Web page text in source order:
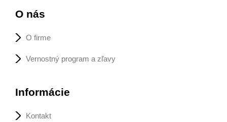
O nás
O firme
Vernostný program a zľavy
Informácie
Kontakt